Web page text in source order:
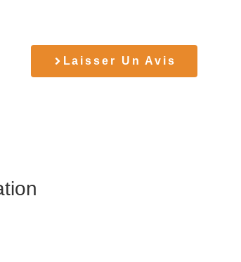
Laisser Un Avis